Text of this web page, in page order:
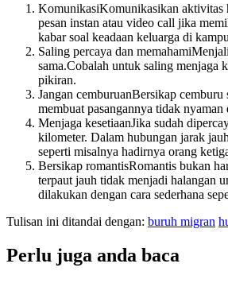
KomunikasiKomunikasikan aktivitas
pesan instan atau video call jika
kabar soal keadaan keluarga di
Saling percaya dan
sama.Cobalah untuk saling menjaga
pikiran.
Jangan cemburuanBersikap
membuat pasangannya tidak
Menjaga kesetiaanJika sudah
kilometer. Dalam hubungan jarak
seperti misalnya hadirnya orang
Bersikap romantisRomantis bukan
terpaut jauh tidak menjadi halangan
dilakukan dengan cara sederhana
Tulisan ini ditandai dengan: buruh migran
Perlu juga anda baca